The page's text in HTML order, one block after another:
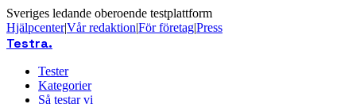
Sveriges ledande oberoende testplattform
Hjälpcenter|Vår redaktion|För företag|Press
Testra.
Tester
Kategorier
Så testar vi